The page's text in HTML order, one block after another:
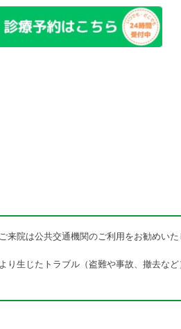
院は公共交通機関のご利用をお勧めいた
り生じたトラブル（盗難や事故、撤去な